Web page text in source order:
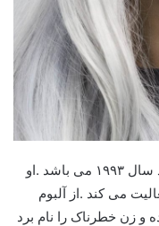
آریانا گراند خواننده جوان آمریکایی و متولد سال ۱۹۹۳ می باشد .او
می کند .از آلبوم
و زن خطرناک را نام برد